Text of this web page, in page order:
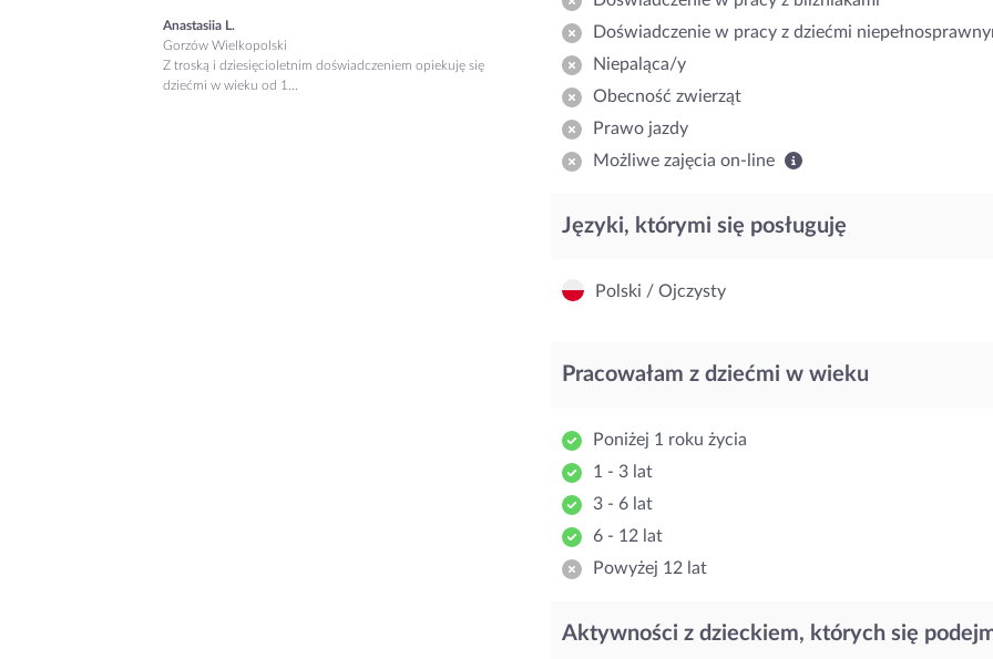
Anastasiia L.
Gorzów Wielkopolski
Z troską i dziesięcioletnim doświadczeniem opiekuję się
dziećmi w wieku od 1...
Doświadczenie w pracy z dziećmi
Niepaląca/y
Obecność zwierząt
Prawo jazdy
Możliwe zajęcia on-line
Języki, którymi się posługuję
Polski / Ojczysty
Pracowałam z dziećmi w wieku
Poniżej 1 roku życia
1 - 3 lat
3 - 6 lat
6 - 12 lat
Powyżej 12 lat
Aktywności z dzieckiem, których się